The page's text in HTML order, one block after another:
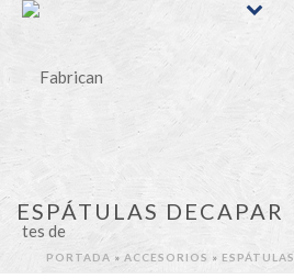
ESPÁTULAS DECAPAR
PORTADA » ACCESORIOS » ESPÁTULAS